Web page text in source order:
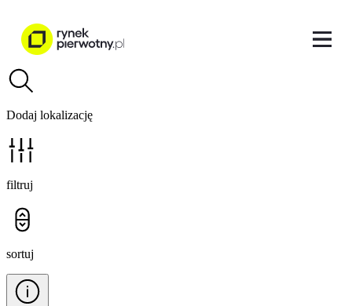
Dodaj lokalizację
filtruj
sortuj